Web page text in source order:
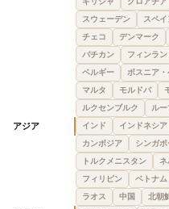
スウェーデン
スペイ
チェコ
デンマーク
バチカン
フィンラン
ベルギー
ボスニア
マルタ
モルドバ
ルクセンブルク
ル
アジア インド インドネシア
カンボジア
シンガ
トルクメニスタン
ネ
フィリピン
ベトナム
ラオス
中国 北朝